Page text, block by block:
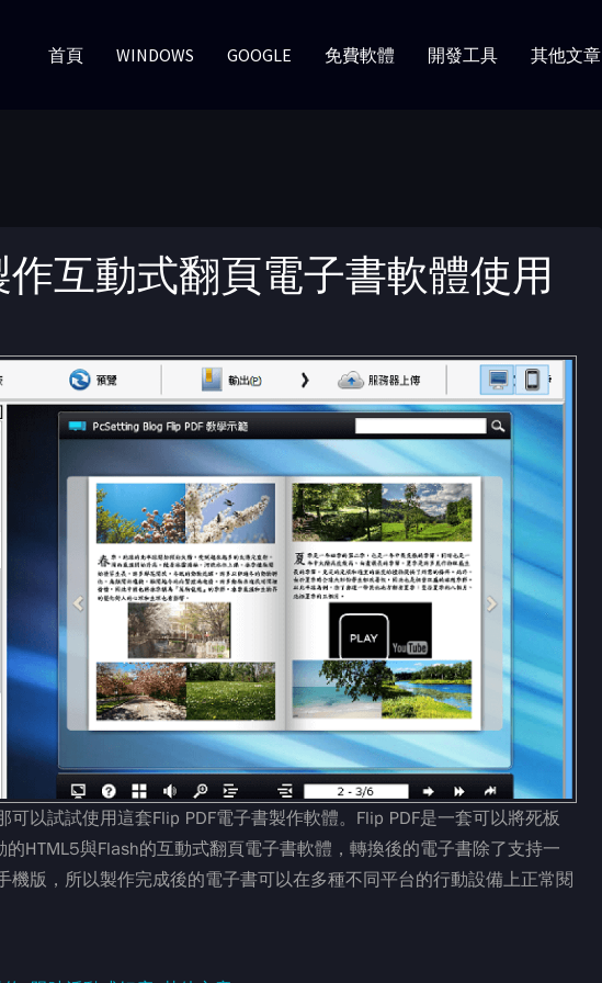
首頁 WINDOWS GOOGLE 免費軟體 開發工具 其他文章
作互動式翻頁電子書軟體使用
以試試使用這套Flip PDF電子書製作軟體。Flip PDF是一套可以將死板
HTML5與Flash的互動式翻頁電子書軟體，轉換後的電子書除了支持一
機版，所以製作完成後的電子書可以在多種不同平台的行動設備上正常閱